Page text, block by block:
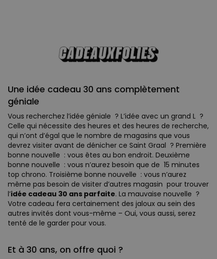
Une idée cadeau 30 ans complètement
géniale
Vous recherchez l’idée géniale ? L’idée avec un grand L ?
Celle qui nécessite des heures et des heures de recherche,
qui n’ont d’égal que le nombre de magasins que vous
devrez visiter avant de dénicher ce Saint Graal ? Première
bonne nouvelle : vous êtes au bon endroit. Deuxième
bonne nouvelle : vous n’aurez besoin que de 15 minutes
top chrono. Troisième bonne nouvelle : vous n’aurez
même pas besoin de visiter d’autres magasin pour trouver
l’idée cadeau 30 ans parfaite. La mauvaise nouvelle ?
Votre cadeau fera certainement des jaloux au sein des
autres invités dont vous-même – Oui, vous aussi, serez
tenté de le garder pour vous.
Et à 30 ans, on offre quoi ?